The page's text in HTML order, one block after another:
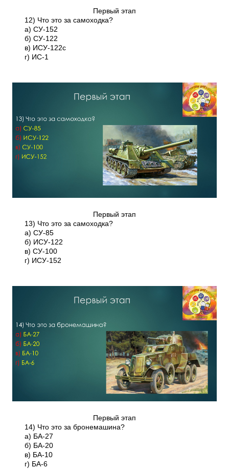
Первый этап
12) Что это за самоходка?
а) СУ-152
б) СУ-122
в) ИСУ-122с
г) ИС-1
Первый этап
13) Что это за самоходка?
а) СУ-85
б) ИСУ-122
в) СУ-100
г) ИСУ-152
Первый этап
14) Что это за бронемашина?
а) БА-27
б) БА-20
в) БА-10
г) БА-6